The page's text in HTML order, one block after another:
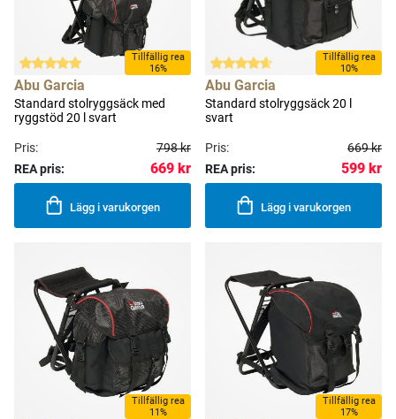
Tillfällig rea
16%
Abu Garcia
Standard stolryggsäck med
ryggstöd 20 l svart
Pris:
798 kr
REA pris:
669 kr
Lägg i varukorgen
Tillfällig rea
10%
Abu Garcia
Standard stolryggsäck 20 l
svart
Pris:
669 kr
REA pris:
599 kr
Lägg i varukorgen
Tillfällig rea
11%
Tillfällig rea
17%